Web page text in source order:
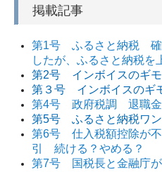
掲載記事
第1号 ふるさと納税 確
したが、ふるさと納税を
第2号 インボイスのギ
第３号 インボイスのギ
第4号 政府税調 退職金
第5号 ふるさと納税ワ
第6号 仕入税額控除が
引 続ける？やめる？
第7号 国税長と金融庁